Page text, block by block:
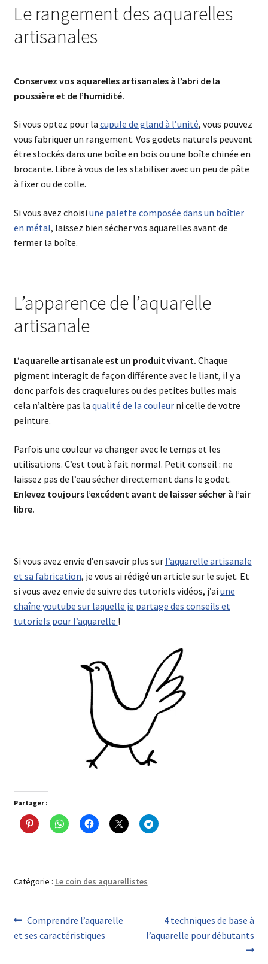
Le rangement des aquarelles
artisanales
Conservez vos aquarelles artisanales à l’abri de la
poussière et de l’humidité.
Si vous optez pour la cupule de gland à l’unité, vous pouvez
vous fabriquer un rangement. Vos godets naturels peuvent
être stockés dans une boîte en bois ou une boîte chinée en
brocante. Libre à vous de les stabiliser avec un peu de pâte
à fixer ou de colle.
Si vous avez choisi une palette composée dans un boîtier
en métal, laissez bien sécher vos aquarelles avant de
fermer la boîte.
L’apparence de l’aquarelle
artisanale
L’aquarelle artisanale est un produit vivant. Chaque
pigment interagit de façon différente avec le liant, il y a
donc parfois des craquelures ou des petites bulles mais
cela n’altère pas la qualité de la couleurni celle de votre
peinture.
Parfois une couleur va changer avec le temps et les
utilisations. C’est tout à fait normal. Petit conseil : ne
laissez pas de l’eau sécher directement dans le godet.
Enlevez toujours l’excédent avant de laisser sécher à l’air
libre.
Si vous avez envie d’en savoir plus sur l’aquarelle artisanale
et sa fabrication, je vous ai rédigé un article sur le sujet. Et
si vous avez envie de suivre des tutoriels vidéos, j’ai une
chaîne youtube sur laquelle je partage des conseils et
tutoriels pour l’aquarelle !
Partager :
Catégorie : Le coin des aquarellistes
Comprendre l’aquarelle
et ses caractéristiques
4 techniques de base à
l’aquarelle pour débutants